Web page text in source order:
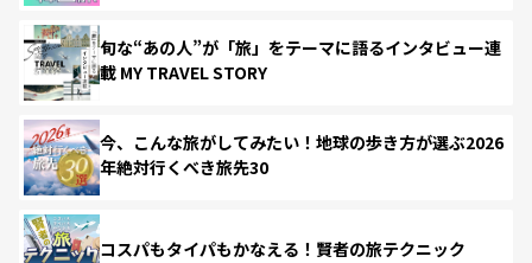
旬な“あの人”が「旅」をテーマに語るインタビュー連
載 MY TRAVEL STORY
今、こんな旅がしてみたい！地球の歩き方が選ぶ2026
年絶対行くべき旅先30
コスパもタイパもかなえる！賢者の旅テクニック